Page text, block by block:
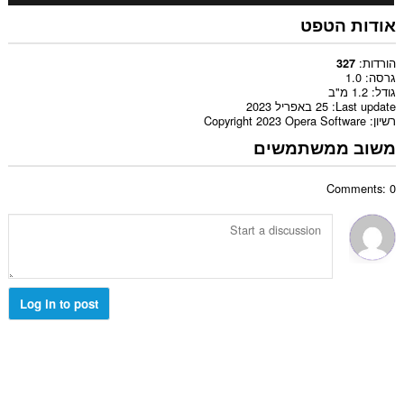
אודות הטפט
הורדות 327
גרסה 1.0
גודל 1.2 מ"ב
Last update 25 באפריל 2023
רשיון Copyright 2023 Opera Software
משוב ממשתמשים
Comments: 0
Log in to post